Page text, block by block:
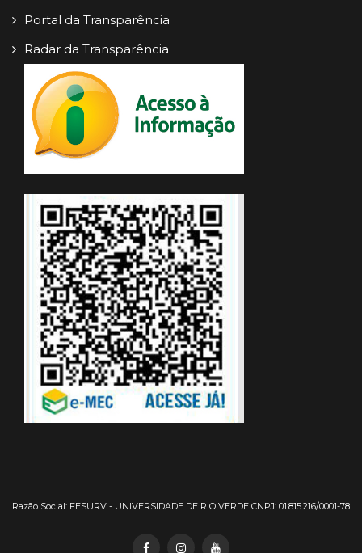
Portal da Transparência
Radar da Transparência
Razão Social: FESURV - UNIVERSIDADE DE RIO VERDE CNPJ: 01.815.216/0001-78